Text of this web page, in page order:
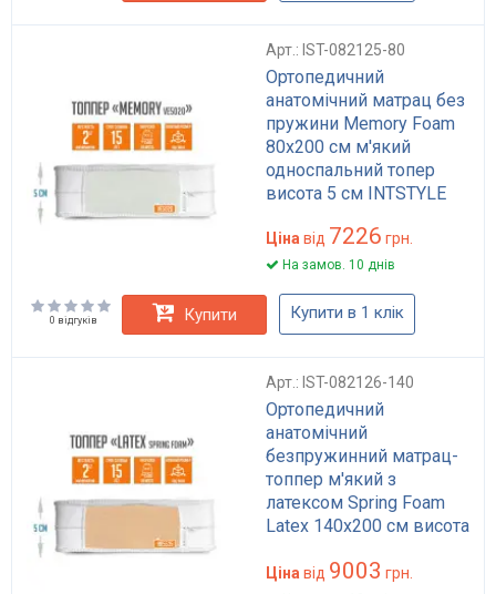
Арт.: IST-082125-80
Ортопедичний
анатомічний матрац без
пружини Memory Foam
80x200 см м'який
односпальний топер
висота 5 см INTSTYLE
Ціна від 7226 грн.
На замов. 10 днів
0 відгуків Купити Купити в 1 клік
Арт.: IST-082126-140
Ортопедичний
анатомічний
безпружинний матрац-
топпер м'який з
латексом Spring Foam
Latex 140x200 см висота
ліжка
Ціна від 9003 грн.